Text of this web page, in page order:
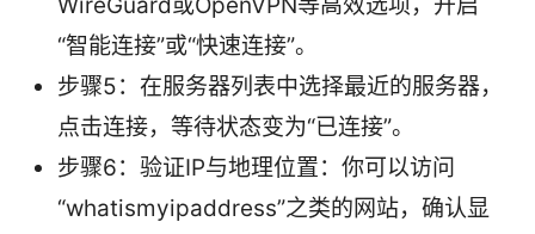
WireGuard或OpenVPN等高效选项，开启
“智能连接”或“快速连接”。
步骤5：在服务器列表中选择最近的服务器，
点击连接，等待状态变为“已连接”。
步骤6：验证IP与地理位置：你可以访问
“whatismyipaddress”之类的网站，确认显